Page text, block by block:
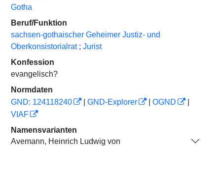
Gotha
Beruf/Funktion
sachsen-gothaischer Geheimer Justiz- und
Oberkonsistorialrat ; Jurist
Konfession
evangelisch?
Normdaten
GND: 124118240
GND-Explorer OGND
VIAF
Namensvarianten
Avemann, Heinrich Ludwig von